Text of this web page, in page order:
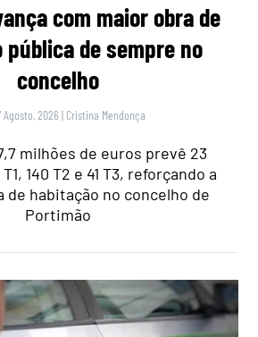
com maior obra de
pública de sempre no
concelho
Agosto, 2026 | Cristina Mendonça
milhões de euros prevê 23
140 T2 e 41 T3, reforçando a
de habitação no concelho de
Portimão